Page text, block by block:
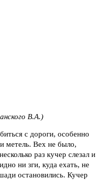
В.А.)
с дороги, особенно
метель. Вех не было,
раз кучер слезал и
ни зги, куда ехать, не
остановились. Кучер